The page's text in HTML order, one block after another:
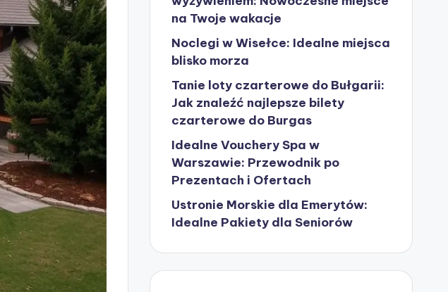
na Twoje wakacje
Noclegi w Wisełce: Idealne miejsca
blisko morza
Tanie loty czarterowe do Bułgarii:
Jak znaleźć najlepsze bilety
czarterowe do Burgas
Idealne Vouchery Spa w
Warszawie: Przewodnik po
Prezentach i Ofertach
Ustronie Morskie dla Emerytów:
Idealne Pakiety dla Seniorów